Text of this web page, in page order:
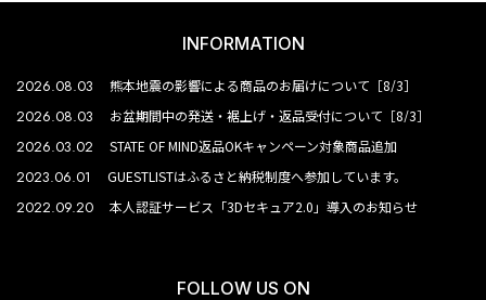
INFORMATION
2026.08.03 熊本地震の影響による商品のお届けについて［8/3］
2026.08.03 お盆期間中の発送・裾上げ・返品受付について［8/3］
2026.03.02 STATE OF MIND返品OKキャンペーン対象商品追加
2023.06.01 GUESTLISTはふるさと納税制度へ参加しています。
2022.09.20 本人認証サービス「3Dセキュア2.0」導入のお知らせ
FOLLOW US ON